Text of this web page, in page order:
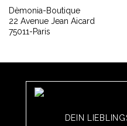
Dèmonia-Boutique
22 Avenue Jean Aicard
75011-Paris
DEIN